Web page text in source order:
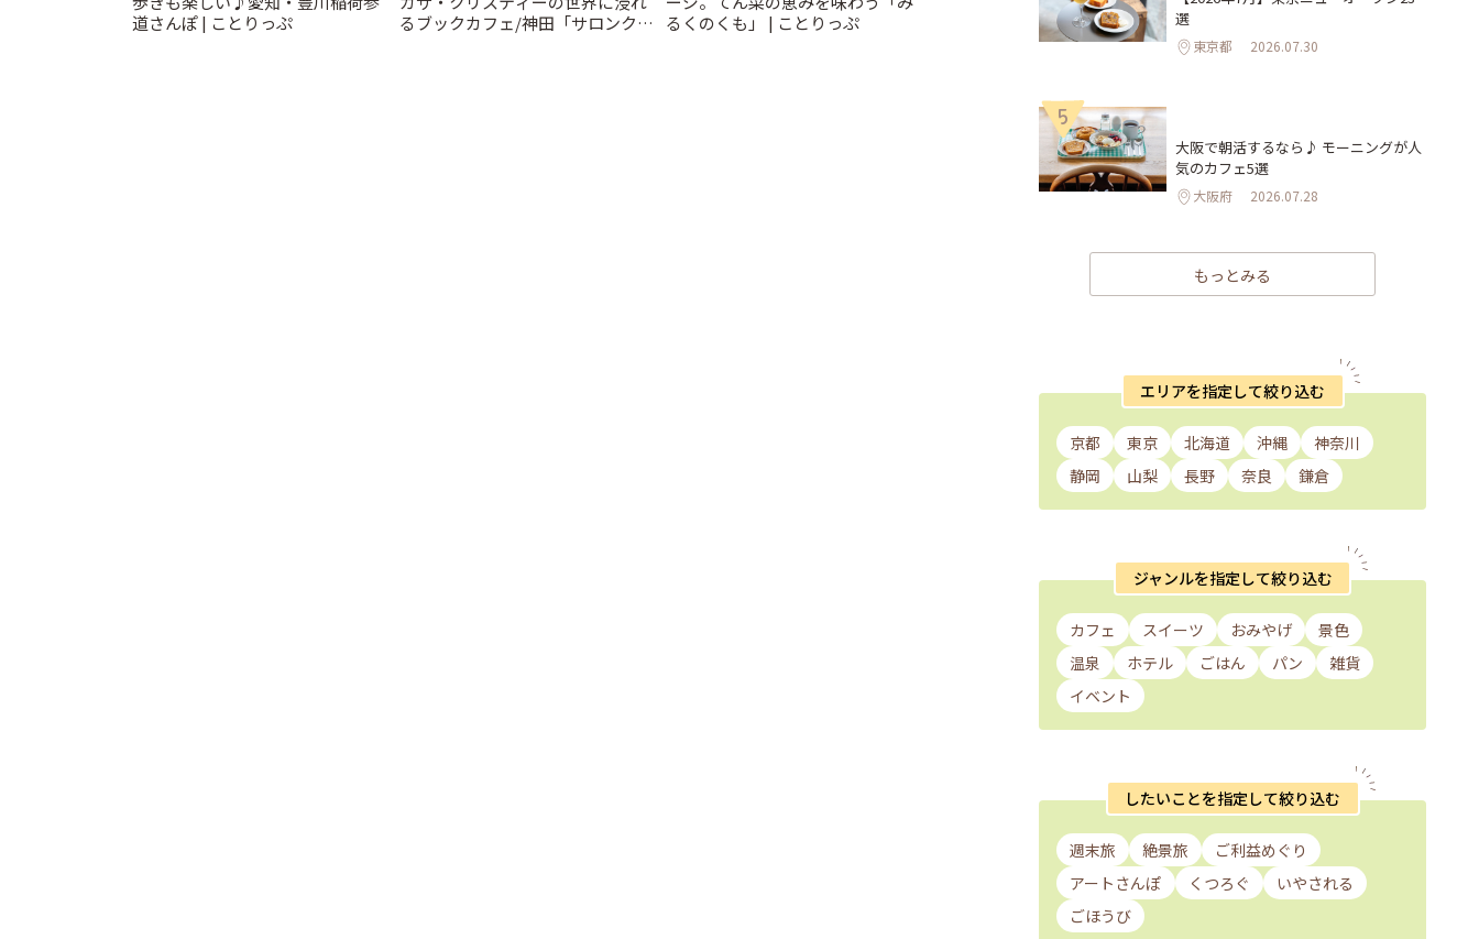
道さんぽ | ことりっぷ
るブックカフェ/神田「サロンクリ
るくのくも」 | ことりっぷ
選
東京都 2026.07.30
5
大阪で朝活するなら♪ モーニングが人
気のカフェ5選
大阪府 2026.07.28
もっとみる
エリアを指定して絞り込む
京都 東京 北海道 沖縄
神奈川
静岡
山梨 長野 奈良 鎌倉
ジャンルを指定して絞り込む
カフェ スイーツ おみやげ
景色
温泉
ホテル ごはん パン
雑貨
イベント
したいことを指定して絞り込む
週末旅 絶景旅
ご利益めぐり
アートさんぽ
くつろぐ
いやされる
ごほうび